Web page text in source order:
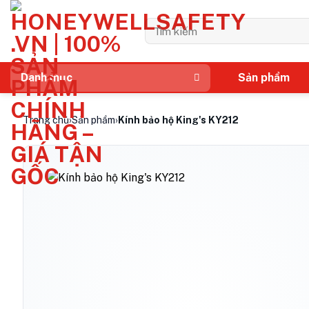
Bỏ
qua
dung
Tìm
kiếm:
Danh mục Sản phẩm
Trang chủ›Sản phẩm› Kính bảo hộ King's KY212